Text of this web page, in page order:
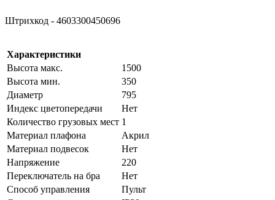
Штрихкод - 4603300450696
Характеристики
Высота макс.
1500
Высота мин.
350
Диаметр
795
Индекс цветопередачи
Нет
Количество грузовых мест 1
Материал плафона
Акрил
Материал подвесок
Нет
Напряжение
220
Переключатель на бра
Нет
Способ управления
Пульт